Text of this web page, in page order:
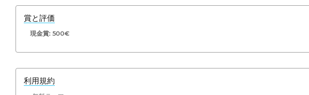
賞と評価
現金賞: 500€
利用規約